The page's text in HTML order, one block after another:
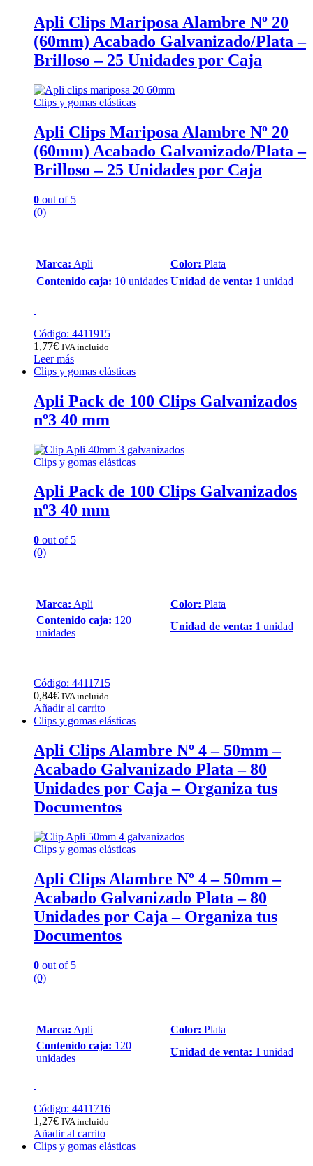
Apli Clips Mariposa Alambre Nº 20
(60mm) Acabado Galvanizado/Plata –
Brilloso – 25 Unidades por Caja
Clips y gomas elásticas
Apli Clips Mariposa Alambre Nº 20
(60mm) Acabado Galvanizado/Plata –
Brilloso – 25 Unidades por Caja
0 out of 5
(0)
Marca: Apli Color: Plata
Contenido caja: 10 unidades Unidad de venta: 1 unidad
Código: 4411915
1,77€ IVA incluido
Leer más
Clips y gomas elásticas
Apli Pack de 100 Clips Galvanizados
nº3 40 mm
Clips y gomas elásticas
Apli Pack de 100 Clips Galvanizados
nº3 40 mm
0 out of 5
(0)
Marca: Apli Color: Plata
Contenido caja: 120
unidades
Unidad de venta: 1 unidad
Código: 4411715
0,84€ IVA incluido
Añadir al carrito
Clips y gomas elásticas
Apli Clips Alambre Nº 4 – 50mm –
Acabado Galvanizado Plata – 80
Unidades por Caja – Organiza tus
Documentos
Clips y gomas elásticas
Apli Clips Alambre Nº 4 – 50mm –
Acabado Galvanizado Plata – 80
Unidades por Caja – Organiza tus
Documentos
0 out of 5
(0)
Marca: Apli Color: Plata
Contenido caja: 120
unidades
Unidad de venta: 1 unidad
Código: 4411716
1,27€ IVA incluido
Añadir al carrito
Clips y gomas elásticas